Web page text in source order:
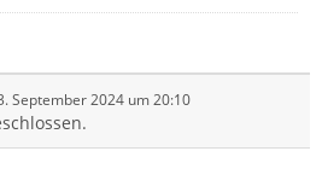
September 2024 um 20:10